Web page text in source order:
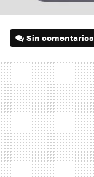
Sin comentarios